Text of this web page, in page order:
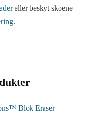
eller beskyt skoene
.